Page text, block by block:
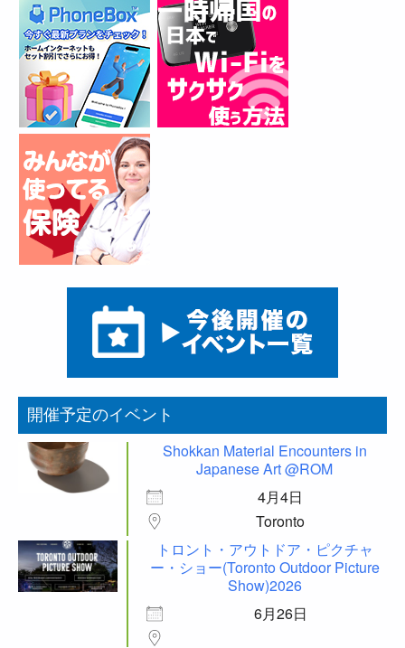
開催予定のイベント
Shokkan Material Encounters in
Japanese Art @ROM
4月4日
Toronto
トロント・アウトドア・ピクチャ
ー・ショー(Toronto Outdoor Picture
Show)2026
6月26日